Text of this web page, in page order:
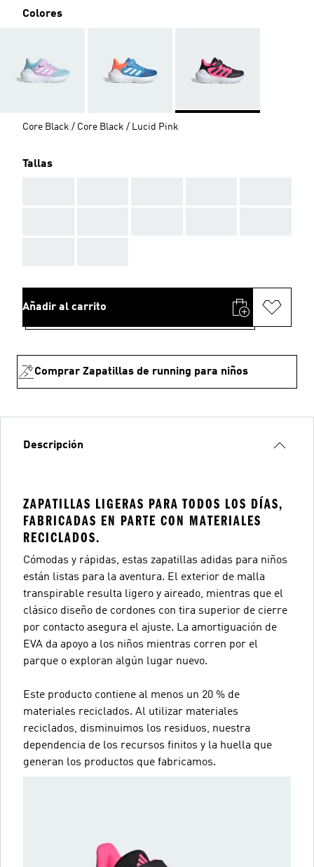
Colores
Core Black / Core Black / Lucid Pink
Tallas
Añadir al carrito
Comprar Zapatillas de running para niños
Descripción
ZAPATILLAS LIGERAS PARA TODOS LOS DÍAS,
FABRICADAS EN PARTE CON MATERIALES
RECICLADOS.
Cómodas y rápidas, estas zapatillas adidas para niños
están listas para la aventura. El exterior de malla
transpirable resulta ligero y aireado, mientras que el
clásico diseño de cordones con tira superior de cierre
por contacto asegura el ajuste. La amortiguación de
EVA da apoyo a los niños mientras corren por el
parque o exploran algún lugar nuevo.
Este producto contiene al menos un 20 % de
materiales reciclados. Al utilizar materiales
reciclados, disminuimos los residuos, nuestra
dependencia de los recursos finitos y la huella que
generan los productos que fabricamos.